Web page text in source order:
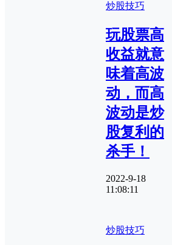
炒股技巧
玩股票高
收益就意
味着高波
动，而高
波动是炒
股复利的
杀手！
2022-9-18
11:08:11
炒股技巧